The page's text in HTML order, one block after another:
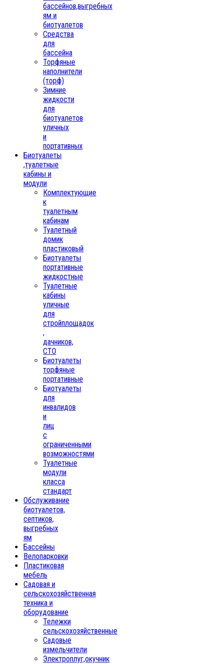
бассейнов,выгребных
ям и
биотуалетов
Средства
для
бассейна
Торфяные
наполнители
(торф)
Зимние
жидкости
для
биотуалетов
уличных
и
портативных
Биотуалеты
,туалетные
кабины и
модули
Комплектующие
к
туалетным
кабинам
Туалетный
домик
пластиковый
Биотуалеты
портативные
жидкостные
Туалетные
кабины
уличные
для
стройплощадок
,
дачников,
СТО
Биотуалеты
торфяные
портативные
Биотуалеты
для
инвалидов
и
лиц
с
ограниченными
возможностями
Туалетные
модули
класса
стандарт
Обслуживание
биотуалетов,
септиков,
выгребных
ям
Бассейны
Велопарковки
Пластиковая
мебель
Садовая и
сельскохозяйственная
техника и
оборудование
Тележки
сельскохозяйственные
Садовые
измельчители
Электроплуг,окучник